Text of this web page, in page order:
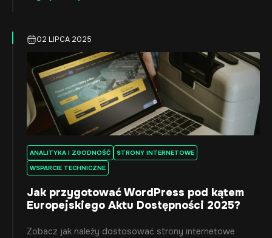
02 LIPCA 2025
ANALITYKA I ZGODNOŚĆ
STRONY INTERNETOWE
WSPARCIE TECHNICZNE
Jak przygotować WordPress pod kątem
Europejskiego Aktu Dostępności 2025?
Zobacz jak należy dostosować strony internetowe